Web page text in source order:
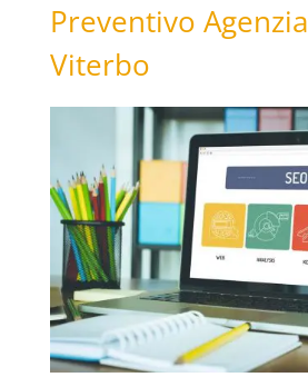
Preventivo
Viterbo